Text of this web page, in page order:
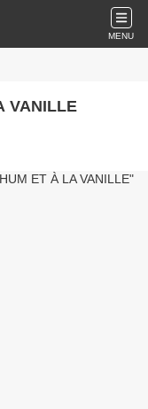
MENU
VANILLE